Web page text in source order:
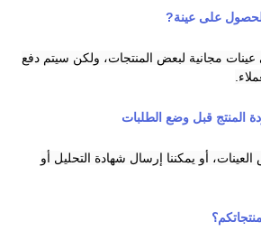
على عينة?
مجانية لبعض المنتجات، ولكن سيتم دفع
أو يمكننا إرسال شهادة التحليل أو